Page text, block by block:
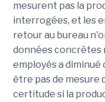
mesurent pas la
interrogées, et les
retour au bureau
données concrètes
employés a diminué
être pas de mesure
certitude si la